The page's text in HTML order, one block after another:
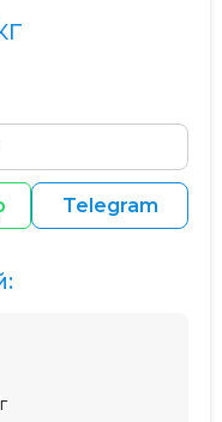
Telegram